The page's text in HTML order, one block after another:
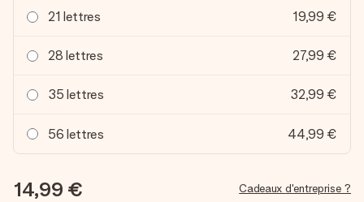
21 lettres 19,99 €
28 lettres 27,99 €
35 lettres 32,99 €
56 lettres 44,99 €
14,99 € Cadeaux d'entreprise ?